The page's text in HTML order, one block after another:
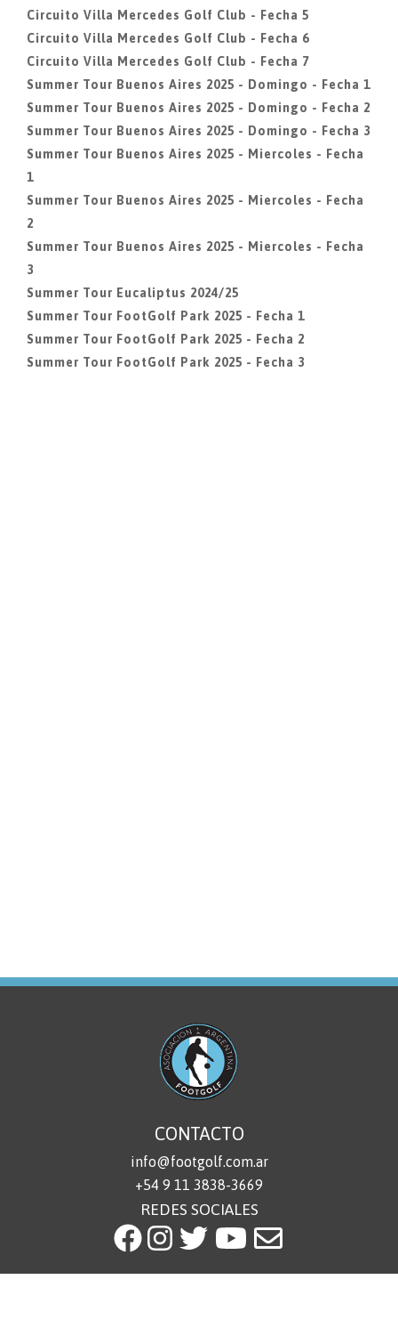
Circuito Villa Mercedes Golf Club - Fecha 5
Circuito Villa Mercedes Golf Club - Fecha 6
Circuito Villa Mercedes Golf Club - Fecha 7
Summer Tour Buenos Aires 2025 - Domingo - Fecha 1
Summer Tour Buenos Aires 2025 - Domingo - Fecha 2
Summer Tour Buenos Aires 2025 - Domingo - Fecha 3
Summer Tour Buenos Aires 2025 - Miercoles - Fecha
1
Summer Tour Buenos Aires 2025 - Miercoles - Fecha
2
Summer Tour Buenos Aires 2025 - Miercoles - Fecha
3
Summer Tour Eucaliptus 2024/25
Summer Tour FootGolf Park 2025 - Fecha 1
Summer Tour FootGolf Park 2025 - Fecha 2
Summer Tour FootGolf Park 2025 - Fecha 3
CONTACTO
info@footgolf.com.ar
+54 9 11 3838-3669
REDES SOCIALES